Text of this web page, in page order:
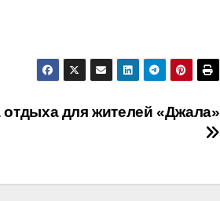
отдыха для жителей «Джала»